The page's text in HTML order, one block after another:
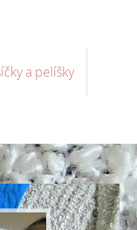
a pelíšky